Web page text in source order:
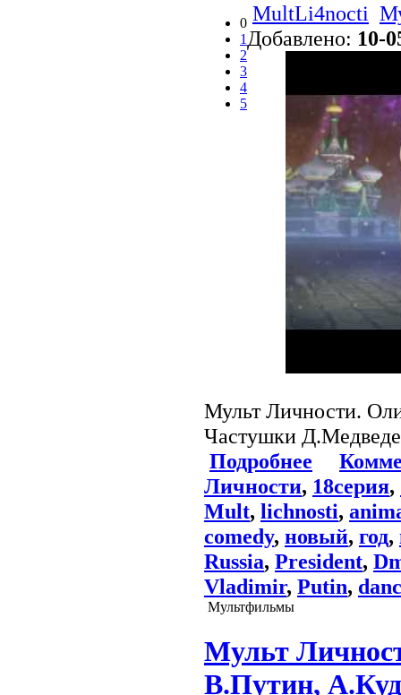
0
1
2
3
4
5
MultLi4nocti
Добавлено: 10-
Мульт Личности.
Частушки
Подробнее
Личности, 18серия,
Mult, lichnosti,
comedy, новый, год,
Russia, President,
Vladimir, Putin,
Мультфильмы
Мульт
В.Путин,